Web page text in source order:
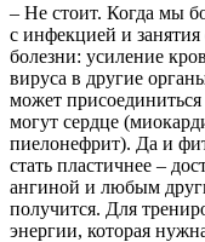
– Не стоит. Когда мы
с инфекцией и
болезни: усиление
вируса в другие
может
могут сердце
пиелонефрит). Да и
стать пластичнее –
ангиной и любым
получится. Для
энергии, которая